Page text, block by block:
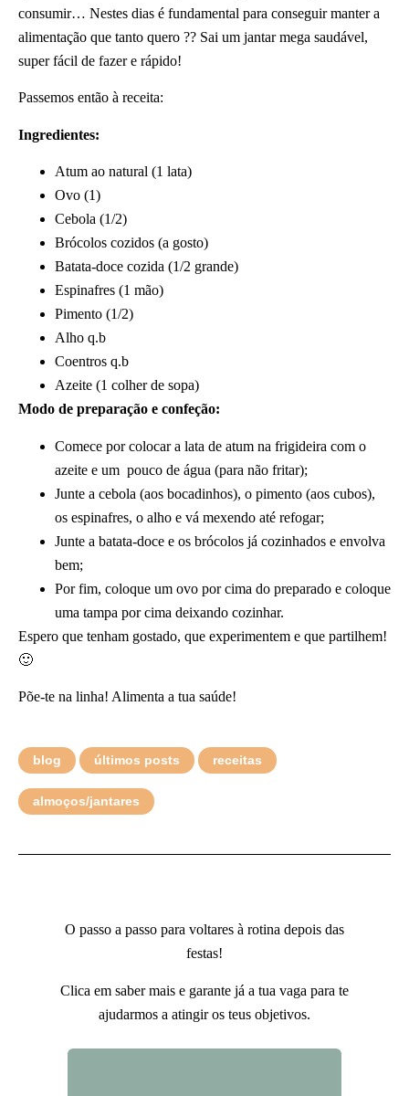
consumir… Nestes dias é fundamental para conseguir manter a
alimentação que tanto quero ?? Sai um jantar mega saudável,
super fácil de fazer e rápido!
Passemos então à receita:
Ingredientes:
Atum ao natural (1 lata)
Ovo (1)
Cebola (1/2)
Brócolos cozidos (a gosto)
Batata-doce cozida (1/2 grande)
Espinafres (1 mão)
Pimento (1/2)
Alho q.b
Coentros q.b
Azeite (1 colher de sopa)
Modo de preparação e confeção:
Comece por colocar a lata de atum na frigideira com o
azeite e um pouco de água (para não fritar);
Junte a cebola (aos bocadinhos), o pimento (aos cubos),
os espinafres, o alho e vá mexendo até refogar;
Junte a batata-doce e os brócolos já cozinhados e envolva
bem;
Por fim, coloque um ovo por cima do preparado e coloque
uma tampa por cima deixando cozinhar.
Espero que tenham gostado, que experimentem e que partilhem!
🙂
Põe-te na linha! Alimenta a tua saúde!
blog últimos posts receitas
almoços/jantares
O passo a passo para voltares à rotina depois das
festas!
Clica em saber mais e garante já a tua vaga para te
ajudarmos a atingir os teus objetivos.